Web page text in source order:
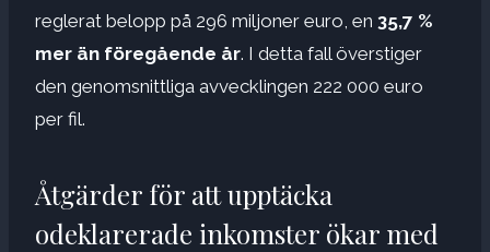
reglerat belopp på 296 miljoner euro, en 35,7 %
mer än föregående år. I detta fall överstiger
den genomsnittliga avvecklingen 222 000 euro
per fil.
Åtgärder för att upptäcka
odeklarerade inkomster ökar med